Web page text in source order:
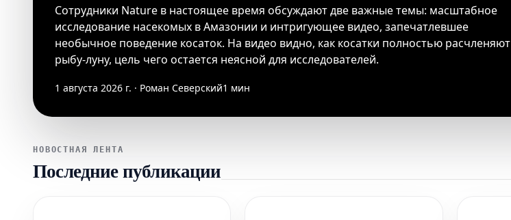
Сотрудники Nature в настоящее время обсуждают две важные темы: масштабное
исследование насекомых в Амазонии и интригующее видео, запечатлевшее
необычное поведение косаток. На видео видно, как косатки полностью расчленяют
рыбу-луну, цель чего остается неясной для исследователей.
1 августа 2026 г. · Роман Северский1 мин
НОВОСТНАЯ ЛЕНТА
Последние публикации